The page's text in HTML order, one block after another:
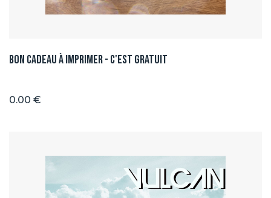
Bon Cadeau à imprimer - C'est GRATUIT
0.00 €